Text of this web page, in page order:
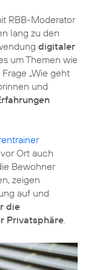
RBB-Moderator
lang zu den
digitaler
um Themen wie
„Wie geht
und
Ort auch
Bewohner
zeigen
auf und
die
Privatsphäre.